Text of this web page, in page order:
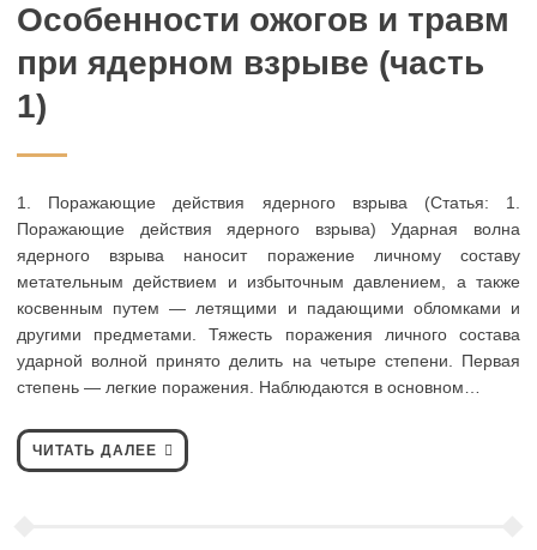
Особенности ожогов и травм
при ядерном взрыве (часть
1)
1. Поражающие действия ядерного взрыва (Статья: 1.
Поражающие действия ядерного взрыва) Ударная волна
ядерного взрыва наносит поражение личному составу
метательным действием и избыточным давлением, а также
косвенным путем — летящими и падающими обломками и
другими предметами. Тяжесть поражения личного состава
ударной волной принято делить на четыре степени. Первая
степень — легкие поражения. Наблюдаются в основном…
ЧИТАТЬ ДАЛЕЕ